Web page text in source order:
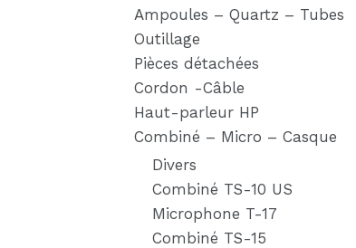
Ampoules – Quartz – Tubes
Outillage
Pièces détachées
Cordon -Câble
Haut-parleur HP
Combiné – Micro – Casque
Divers
Combiné TS-10 US
Microphone T-17
Combiné TS-15